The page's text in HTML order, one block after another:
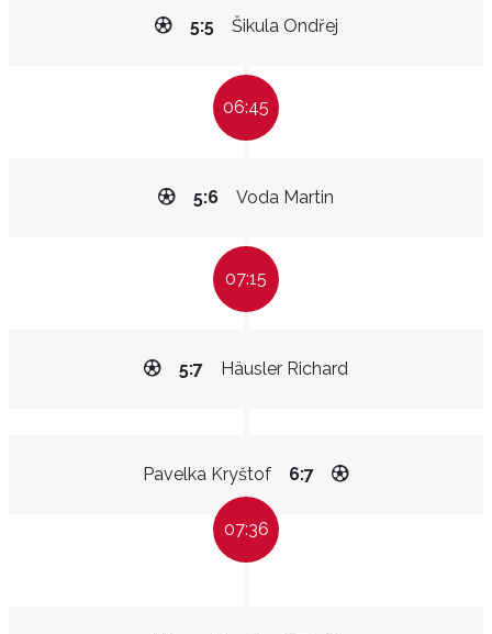
Šikula Ondřej
5:5
06:45
Voda Martin
5:6
07:15
Häusler Richard
5:7
Pavelka Kryštof 6:7
07:36